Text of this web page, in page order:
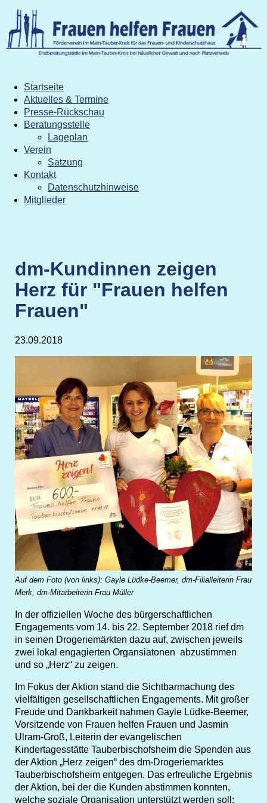
überspringen
Startseite
Aktuelles & Termine
Presse-Rückschau
Beratungsstelle
Lageplan
Verein
Satzung
Kontakt
Datenschutzhinweise
Mitglieder
dm-Kundinnen zeigen
Herz für "Frauen helfen
Frauen"
23.09.2018
Auf dem Foto (von links): Gayle Lüdke-Beemer, dm-Filialleiterin Frau
Merk, dm-Mitarbeiterin Frau Müller
In der offiziellen Woche des bürgerschaftlichen
Engagements vom 14. bis 22. September 2018 rief dm
in seinen Drogeriemärkten dazu auf, zwischen jeweils
zwei lokal engagierten Organsiatonen abzustimmen
und so „Herz“ zu zeigen.
Im Fokus der Aktion stand die Sichtbarmachung des
vielfältigen gesellschaftlichen Engagements. Mit großer
Freude und Dankbarkeit nahmen Gayle Lüdke-Beemer,
Vorsitzende von Frauen helfen Frauen und Jasmin
Ulram-Groß, Leiterin der evangelischen
Kindertagesstätte Tauberbischofsheim die Spenden aus
der Aktion „Herz zeigen“ des dm-Drogeriemarktes
Tauberbischofsheim entgegen. Das erfreuliche Ergebnis
der Aktion, bei der die Kunden abstimmen konnten,
welche soziale Organisation unterstützt werden soll:
Lageplan
Satzung
Datenschutzhinweise